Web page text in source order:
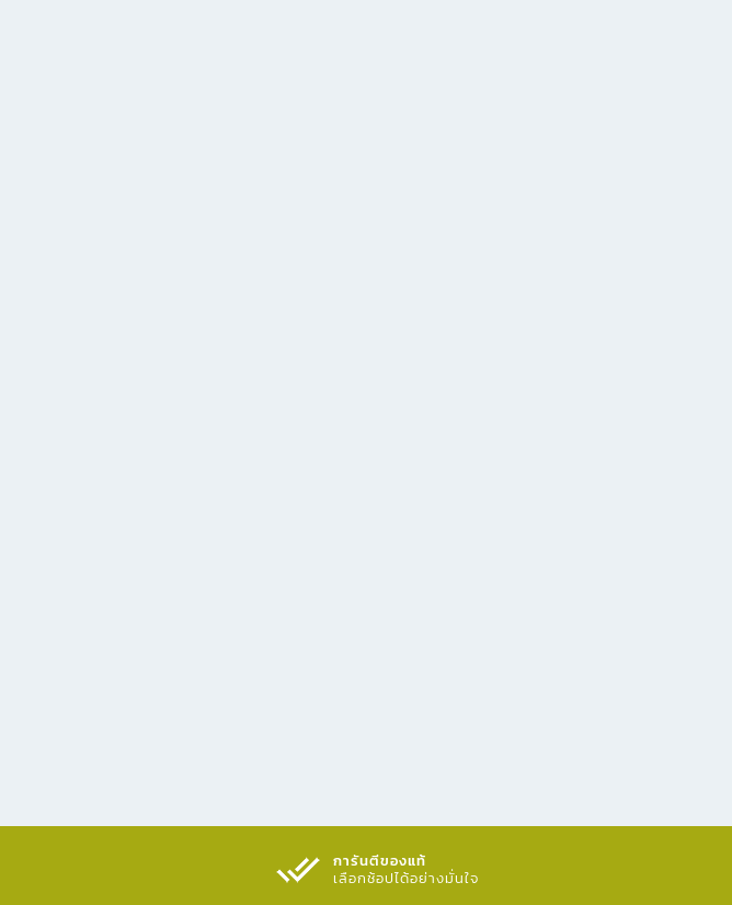
การันตีของแท้
เลือกช้อปได้อย่างมั่นใจ​